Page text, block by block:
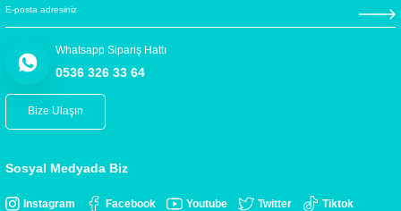
Whatsapp Sipariş Hattı
0536 326 33 64
Bize Ulaşın
Sosyal Medyada Biz
Instagram Facebook Youtube Twitter Tiktok